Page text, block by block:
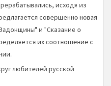
исходя из
совершенно новая
и "Сказание о
их соотношение с
любителей русской